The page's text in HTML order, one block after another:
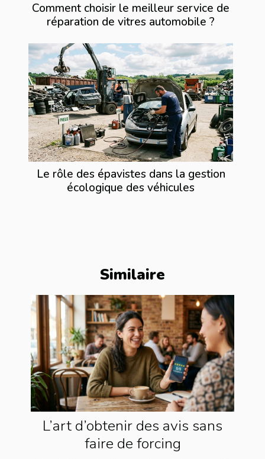
Comment choisir le meilleur service de
réparation de vitres automobile ?
Le rôle des épavistes dans la gestion
écologique des véhicules
Similaire
L’art d’obtenir des avis sans
faire de forcing